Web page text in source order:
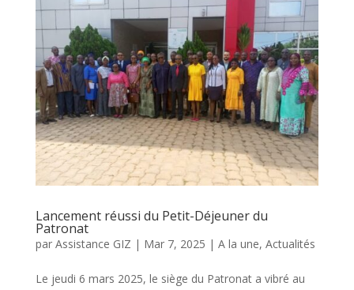
Lancement réussi du Petit-Déjeuner du
Patronat
par Assistance GIZ | Mar 7, 2025 | A la une, Actualités
Le jeudi 6 mars 2025, le siège du Patronat a vibré au